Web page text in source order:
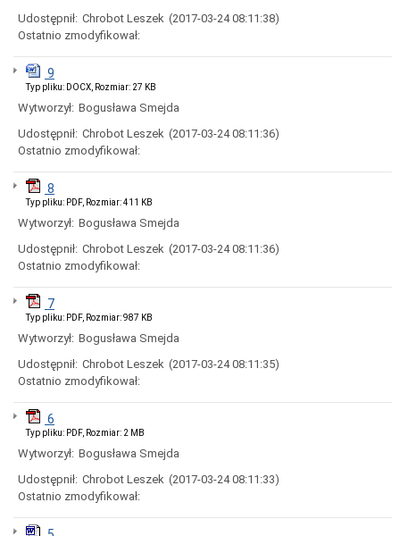
wydzierżawienia,
najmu
przeznaczone
wydzierżawienia,
najmu
Dróg
Miasta)
Język
Migowy
w
UM
Zbędne
majątku
Skargi
wnioski,
petycje
Procedura
zgłoszeń
wewnętrznych
naruszeń
prawa
podejmowania
działań
Udostępnił: Chrobot Leszek (2017-03-24 08:11:38)
Ostatnio zmodyfikował:
9
Typ pliku: DOCX, Rozmiar: 27 KB
Wytworzył: Bogusława Smejda
Udostępnił: Chrobot Leszek (2017-03-24 08:11:36)
Ostatnio zmodyfikował:
8
Typ pliku: PDF, Rozmiar: 411 KB
Wytworzył: Bogusława Smejda
Udostępnił: Chrobot Leszek (2017-03-24 08:11:36)
Ostatnio zmodyfikował:
7
Typ pliku: PDF, Rozmiar: 987 KB
Wytworzył: Bogusława Smejda
Udostępnił: Chrobot Leszek (2017-03-24 08:11:35)
Ostatnio zmodyfikował:
6
Typ pliku: PDF, Rozmiar: 2 MB
Wytworzył: Bogusława Smejda
Udostępnił: Chrobot Leszek (2017-03-24 08:11:33)
Ostatnio zmodyfikował: